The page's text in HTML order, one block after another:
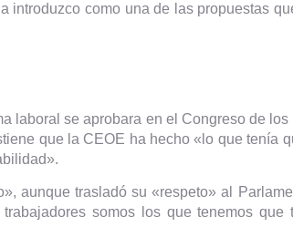
como una de las propuestas
laboral se aprobara en el Congreso de
que la CEOE ha hecho «lo que tenía
aunque trasladó su «respeto» al
somos los que tenemos que